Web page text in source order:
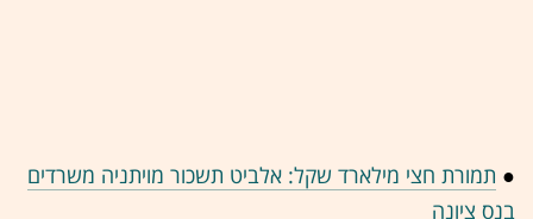
● תמורת חצי מילארד שקל: אלביט תשכור מויתניה משרדים
בנס ציונה